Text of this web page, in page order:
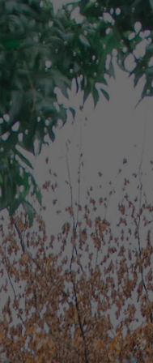
Spoed
Helaas is er iets fout
niet lukken? Dan zijn wij
al uw vragen.
Contact